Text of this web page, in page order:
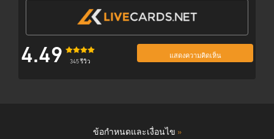
4.49 345 รีวิว
แสดงความคิดเห็น
ข้อกำหนดและเงื่อนไข »